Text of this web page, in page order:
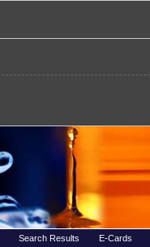
Search Results E-Cards